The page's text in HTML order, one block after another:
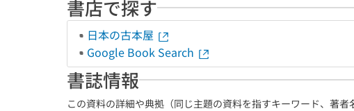
書店で探す
日本の古本屋
Google Book Search
書誌情報
この資料の詳細や典拠（同じ主題の資料を指すキーワード、著者